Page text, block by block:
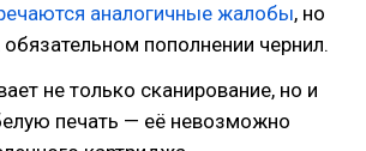
аналогичные жалобы, но
пополнении чернил.
не только сканирование, но и
печать — её невозможно